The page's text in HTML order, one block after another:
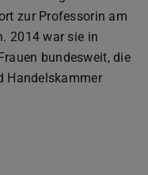
zur Professorin am
2014 war sie in
bundesweit, die
Handelskammer